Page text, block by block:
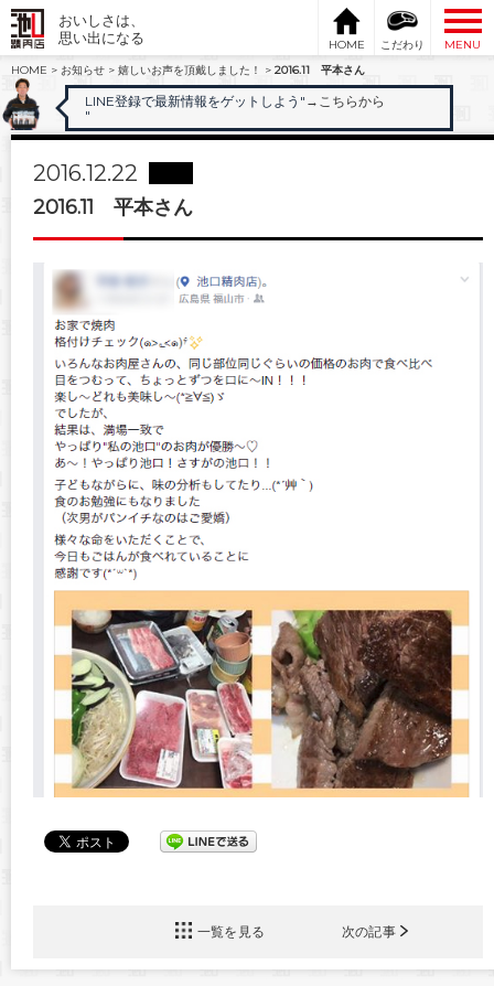
おいしさは、
思い出になる
HOME こだわり
MENU
HOME > お知らせ > 嬉しいお声を頂戴しました！ > 2016.11 平本さん
LINE登録で最新情報をゲットしよう" →こちらから
"
2016.12.22
2016.11 平本さん
一覧を見る 次の記事